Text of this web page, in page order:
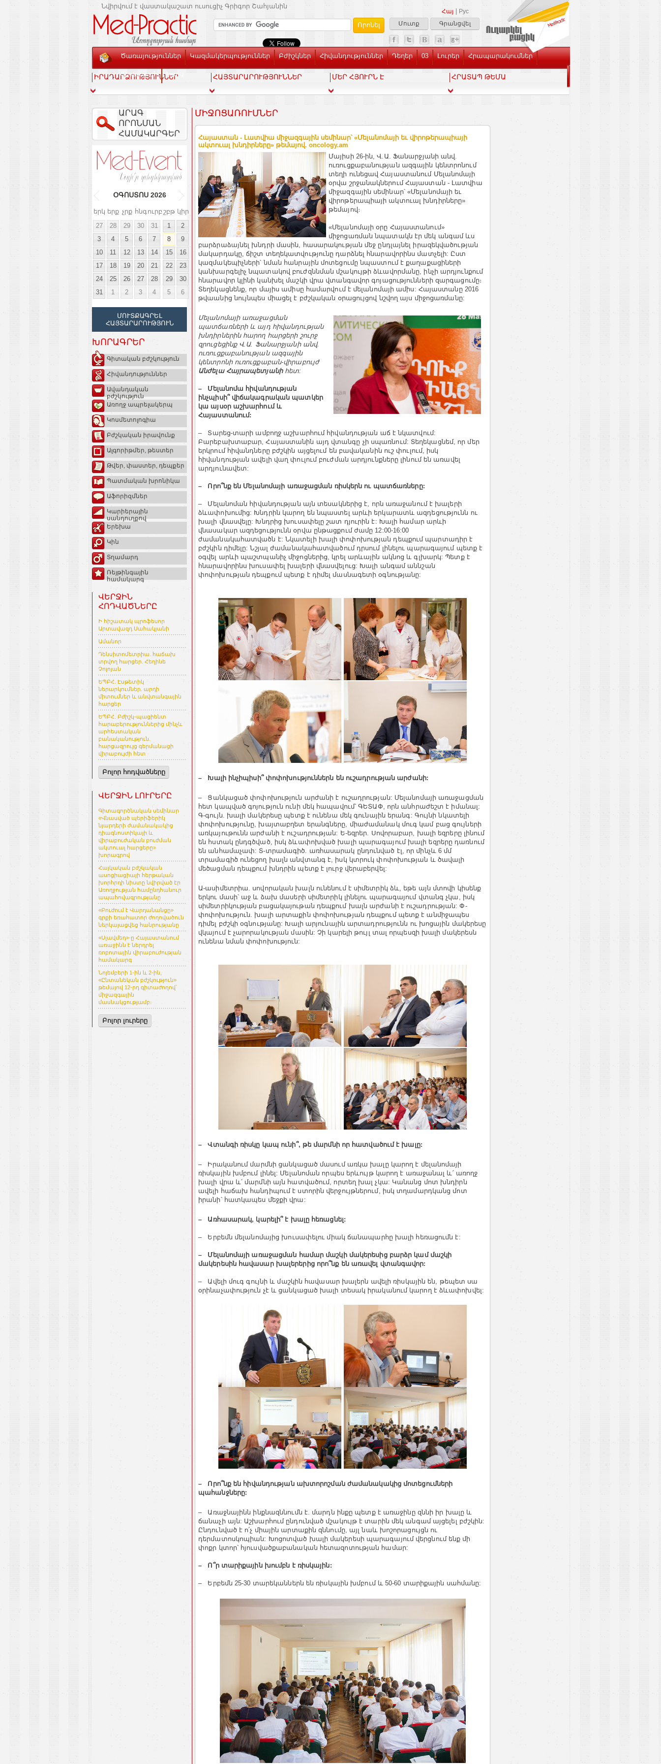
Հայ
Рус
Մուտք
Գրանցվել
Նվիրվում է վաստակաշատ ուսուցիչ Գրիգոր Շահյանին
Ծառայություններ Կազմակերպություններ Բժիշկներ Հիվանդություններ Դեղեր 03 Լուրեր Հրապարակումներ
Տեսասրահ Կապ
ԻՐԱԴԱՐՁՈՒԹՅՈՒՆՆԵՐ ՀԱՅՏԱՐԱՐՈՒԹՅՈՒՆՆԵՐ ՄԵՐ ՀՅՈՒՐՆ Է ՀՐԱՏԱՊ ԹԵՄԱ
ԱՐԱԳ
ՈՐՈՆՄԱՆ
ՀԱՄԱԿԱՐԳԵՐ
ՕԳՈՍՏՈՍ 2026
երկ երք չրք հնգուրբ շբթ կիր
27
28 29 30 31 1
2
3
4 5 6 7 8
9
10
11 12 13 14 15
16
17
18 19 20 21 22
23
24
25 26 27 28 29
30
31
1 2 3 4 5 6
ՄՈՒՏՔԱԳՐԵԼ
ՀԱՅՏԱՐԱՐՈՒԹՅՈՒՆ
ԽՈՐԱԳՐԵՐ
Գիտական բժշկություն
Հիվանդություններ
Ավանդական
բժշկություն
Առողջ ապրելակերպ
Կոսմետոլոգիա
Բժշկական իրավունք
Ալգորիթմեր, թեստեր
Թվեր, փաստեր, դեպքեր
Պատմական խրոնիկա
Աֆորիզմներ
Կարիերային
սանդուղքով
Երեխա
Կին
Տղամարդ
Ռեյթինգային
համակարգ
ՎԵՐՋԻՆ
ՀՈԴՎԱԾՆԵՐԸ
Ի հիշատակ պրոֆեսոր
Արտավազդ Սահակյանի
Ամանոր
Դենսիտոմետրիա. հաճախ
տրվող հարցեր. Հեղինե
Չոլոյան
ԵՊԲՀ. Էսթետիկ
ներարկումներ. արդի
միտումներ և անվտանգային
հարցեր
ԵՊԲՀ. Բժիշկ-պացիենտ
հարաբերություններից մինչև
արհեստական
բանականություն.
հարցազրույց գերմանացի
վիրաբույժի հետ
Բոլոր հոդվածները
ՎԵՐՋԻՆ ԼՈՒՐԵՐԸ
Գիտագործնական սեմինար
«Վնասված պերիֆերիկ
նյարդերի ժամանակակից
դիագնոստիկայի և
վիրաբուժական բուժման
ակտուալ հարցերը»
խորագրով
Հայկական բժշկական
ասոցիացիայի հերթական
խորհրդի նիստը նվիրված էր
Առողջության համընդհանուր
ապահովագրությանը
«Բուժում է Վարդանանցը»
գրքի եռահատոր ժողովածուն
ներկայացվեց հանրությանը
«Սլավմեդ»-ը Հայաստանում
առաջինն է ներդրել
ռոբոտային վիրաբուժության
համակարգ
Նոյեմբերի 1-ին և 2-ին,
«Ընտանեկան բժշկություն»
թեմայով 12-րդ գիտաժողով՝
միջազգային
մասնակցությամբ։
Բոլոր լուրերը
ՄԻՋՈՑԱՌՈՒՄՆԵՐ
Հայաստան - Լատվիա միջազգային սեմինար՝ «Մելանոմայի եւ վիրոթերապիայի
ակտուալ խնդիրները» թեմայով. oncology.am
Մայիսի 26-ին, Վ.Ա. Ֆանարջյանի անվ.
ուռուցքաբանության ազգային կենտրոնում
տեղի ունեցավ Հայաստանում Մելանոմայի
օրվա շրջանակներում Հայաստան - Լատվիա
միջազգային սեմինար՝ «Մելանոմայի եւ
վիրոթերապիայի ակտուալ խնդիրները»
թեմայով։
«Մելանոմայի օրը Հայաստանում»
միջոցառման նպատակն էր մեկ անգամ ևս
բարձրաձայնել խնդրի մասին, հասարակության մեջ ընդլայնել իրազեկվածության
մակարդակը, ճիշտ տեղեկատվությունը դարձնել հնարավորինս մատչելի: Ըստ
կազմակեպիչների՝ նման հանրային մոտեցումը նպաստում է քաղաքացիների
կանխարգելիչ նպատակով բուժզննման մշակույթի ձևավորմանը, ինչի արդյունքում
հնարավոր կլինի կանխել մաշկի վրա վտանգավոր գոյացությունների զարգացումը։
Տեղեկացնենք, որ մայիս ամիսը համարվում է մելանոմայի ամիս: Հայաստանը 2016
թվաանից նույնպես միացել է բժշկական օրացույցով նշվող այս միջոցառմանը:
Մելանոմայի առաջացման
պատճառների և այդ հիվանդության
խնդիրներին հարող հարցերի շուրջ
զրուցեցինք Վ.Ա. Ֆանարջյանի անվ.
ուռուցքաբանության ազգային
կենտրոնի ուռուցքաբան-վիրաբույժ
Անժելա Հայրապետյանիհետ:
– Մելանոմա հիվանդության
ինչպիսի՞ վիճակագրական պատկեր
կա այսօր աշխարհում և
Հայաստանում:
– Տարեց-տարի ամբողջ աշխարհում հիվանդության աճ է նկատվում:
Բարեբախտաբար, Հայաստանին այդ վտանգը չի սպառնում: Տեղեկացնեմ, որ մեր
երկրում հիվանդները բժշկին այցելում են բավականին ուշ փուլում, իսկ
հիվանդության ավելի վաղ փուլում բուժման արդյունքները լինում են առավել
արդյունավետ:
– Որո՞նք են Մելանոմայի առաջացման ռիսկերն ու պատճառները:
– Մելանոման հիվանդության այն տեսակներից է, որն առաջանում է խալերի
ձևափոխումից: Խնդրին կարող են նպաստել արևի երկարատև ազդեցությունն ու
խալի վնասվելը: Խնդրից խուսափելը շատ դյուրին է: Խալի համար արևի
վնասակար ազդեցությունն օրվա ընթացքում ժամը 12:00-16:00
ժամանակահատվածն է: Նկատելի խալի փոփոխության դեպքում պարտադիր է
բժշկին դիմելը: Նշյալ ժամանակահատվածում դրսում լինելու պարագայում պետք է
օգվել արևի պաշտպանիչ միջոցներից, կրել արևային ակնոց և գլխարկ: Պետք է
հնարավորինս խուսափել խալերի վնասվելուց: Խալի անգամ աննշան
փոփոխության դեպքում պետք է դիմել մասնագետի օգնությանը:
– Խալի ինչիպիսի՞ փոփոխություններն են ուշադրության արժանի:
– Ցանկացած փոփոխություն արժանի է ուշադրության: Մելանոմայի առաջացման
հետ կապված գոյություն ունի մեկ հապավում՝ ԳԵՏԱՓ, որն անհրաժեշտ է իմանալ:
Գ-գույն. խալի մակերեսը պետք է ունենա մեկ գունային երանգ: Գույնի նկատելի
փոփոխությունը, խայտաբղետ երանգները, միաժամանակ մուգ կամ բաց գույների
առկայութունն արժանի է ուշադրության: Ե-եզրեր. Սովորաբար, խալի եզրերը լինում
են հստակ ընդգծված, իսկ ձևափոխված խալի պարագայում խալի եզրերը դառնում
են անհամաչափ: Տ-տրամագիծ. առհասարակ ընդունված էլ, որ մինչև 6 մմ
տրամագիծ ունեցող խալն անվտանգ է, իսկ կտրուկ փոփոխության և ծավալի
մեծացման դեպքում խնդրին պետք է լուրջ վերաբերվել:
Ա-ասիմետրիա. սովորական խալն ունենում է սիմետրիկ ձև, եթե այն մտովի կիսենք
երկու մասի՝ աջ և ձախ մասերի սիմետրիկ լինելու պարագայում վտանգ չկա, իսկ
սիմետրիկության բացակայութան դեպքում խալն արժանի է ուշադրության: Փ-
փոփոխություն. խալի արտաքին փոփոխության դեպքում պետք է անմիջապես
դիմել բժշկի օգնությանը: Խալի արյունային արտադրությունն ու խոցային մակերեսը
վկայում է չարորակության մասին: Չի կարելի թույլ տալ որպեսզի խալի մակերեսն
ունենա նման փոփոխություն:
– Վտանգի ռիսկը կապ ունի՞, թե մարմնի որ հատվածում է խալը:
– Իրականում մարմնի ցանկացած մասում առկա խալը կարող է մելանոմայի
ռիսկային խմբում լինել: Մելանոման որպես երևույթ կարող է առաջանալ և՛ առողջ
խալի վրա և՛ մարմնի այն հատվածում, որտեղ խալ չկա: Կանանց մոտ խնդիրն
ավելի հաճախ հանդիպում է ստորին վերջույթներում, իսկ տղամարդկանց մոտ
իրանի՝ հատկապես մեջքի վրա:
– Առհասարակ, կարելի՞ է խալը հեռացնել:
– Երբեմն մելանոմայից խուսափելու միակ ճանապարհը խալի հեռացումն է:
– Մելանոմայի առաջացման համար մաշկի մակերեսից բարձր կամ մաշկի
մակերեսին հավասար խալերերից որո՞նք են առավել վտանգավոր:
– Ավելի մուգ գույնի և մաշկին հավասար խալերն ավելի ռիսկային են, թեպետ սա
օրինաչափություն չէ և ցանկացած խալի տեսակ իրականում կարող է ձևափոխվել:
– Որո՞նք են հիվանդության ախտորոշման ժամանակակից մոտեցումների
պահանջները:
– Առաջնայինն ինքնազննումն է. մարդն ինքը պետք է առաջինը զննի իր խալը և
ճանաչի այն: Աշխարհում ընդունված մշակույթ է տարին մեկ անգամ այցելել բժշկին:
Ընդունված է ո՛չ միային արտաքին զննումը, այլ նաև խոշորացույցն ու
դերմատոսկոպիան: Խոցոտված խալի մակերեսի պարագայում վերցնում ենք մի
փոքր կտոր՝ հյուսվածքաբանական հետազոտության համար:
– Ո՞ր տարիքային խումբն է ռիսկային:
– Երբեմն 25-30 տարեկաններն են ռիսկային խմբում և 50-60 տարիքային սահմանը: